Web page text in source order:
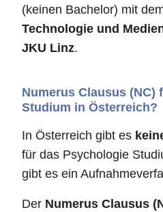
(keinen Bachelor) mit
Technologie und
JKU Linz.
Numerus Clausus (NC)
Studium in Österreich?
In Österreich gibt es
für das Psychologie
gibt es ein
Der Numerus Clausus